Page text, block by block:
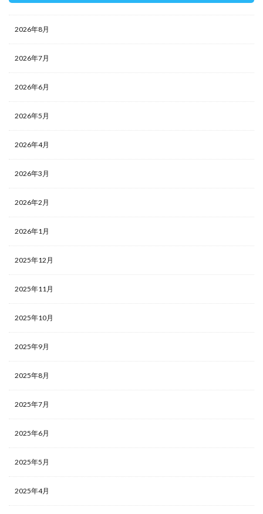
2026年8月
2026年7月
2026年6月
2026年5月
2026年4月
2026年3月
2026年2月
2026年1月
2025年12月
2025年11月
2025年10月
2025年9月
2025年8月
2025年7月
2025年6月
2025年5月
2025年4月